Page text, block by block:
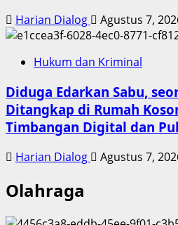
Harian Dialog Agustus 7,
Hukum dan Kriminal
Diduga Edarkan Sabu,
Ditangkap di Rumah
Timbangan Digital dan
Harian Dialog Agustus 7,
Olahraga